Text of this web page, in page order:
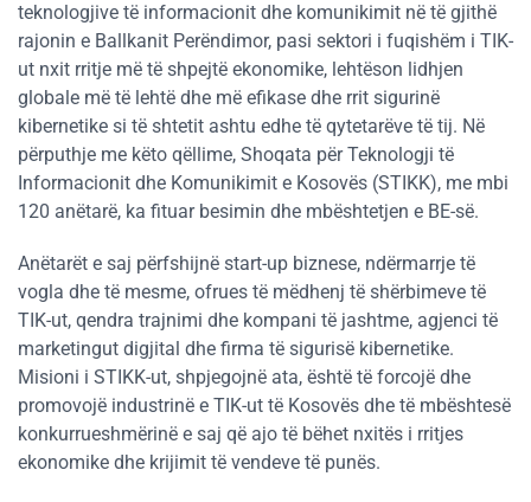
teknologjive të informacionit dhe komunikimit në të gjithë
rajonin e Ballkanit Perëndimor, pasi sektori i fuqishëm i TIK-
ut nxit rritje më të shpejtë ekonomike, lehtëson lidhjen
globale më të lehtë dhe më efikase dhe rrit sigurinë
kibernetike si të shtetit ashtu edhe të qytetarëve të tij. Në
përputhje me këto qëllime, Shoqata për Teknologji të
Informacionit dhe Komunikimit e Kosovës (STIKK), me mbi
120 anëtarë, ka fituar besimin dhe mbështetjen e BE-së.
Anëtarët e saj përfshijnë start-up biznese, ndërmarrje të
vogla dhe të mesme, ofrues të mëdhenj të shërbimeve të
TIK-ut, qendra trajnimi dhe kompani të jashtme, agjenci të
marketingut digjital dhe firma të sigurisë kibernetike.
Misioni i STIKK-ut, shpjegojnë ata, është të forcojë dhe
promovojë industrinë e TIK-ut të Kosovës dhe të mbështesë
konkurrueshmërinë e saj që ajo të bëhet nxitës i rritjes
ekonomike dhe krijimit të vendeve të punës.